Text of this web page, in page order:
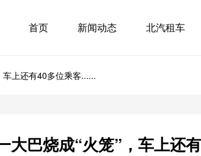
首页 新闻动态 北汽租车
车上还有40多位乘客......
大巴烧成“火笼”，车上还